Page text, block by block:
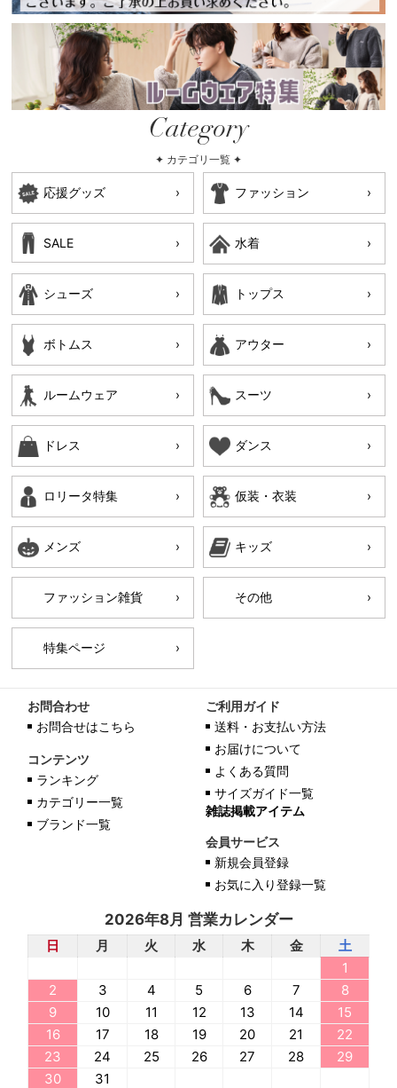
Category
✦ カテゴリ一覧 ✦
応援グッズ ファッション
SALE 水着
シューズ トップス
ボトムス アウター
ルームウェア スーツ
ドレス ダンス
ロリータ特集 仮装・衣装
メンズ キッズ
ファッション雑貨 その他
特集ページ
お問合わせ
お問合せはこちら
コンテンツ
ランキング
カテゴリー一覧
ブランド一覧
ご利用ガイド
送料・お支払い方法
お届けについて
よくある質問
サイズガイド一覧
雑誌掲載アイテム
会員サービス
新規会員登録
お気に入り登録一覧
2026年8月 営業カレンダー
日 月 火 水 木 金
土
1
2
3 4 5 6 7
8
9
10 11 12 13 14
15
16
17 18 19 20 21
22
23
24 25 26 27 28
29
30
31